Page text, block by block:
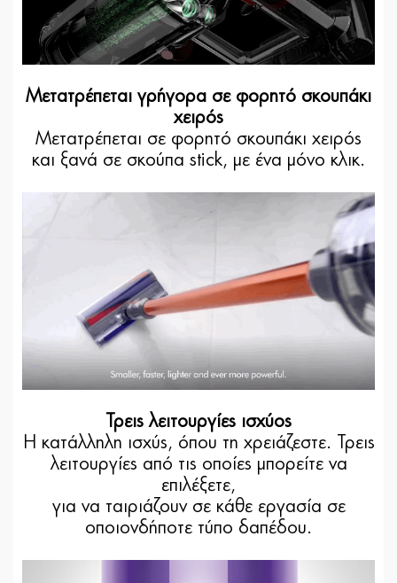
Μετατρέπεται γρήγορα σε φορητό σκουπάκι
χειρός
Μετατρέπεται σε φορητό σκουπάκι χειρός
και ξανά σε σκούπα stick, με ένα μόνο κλικ.
Τρεις λειτουργίες ισχύος
Η κατάλληλη ισχύς, όπου τη χρειάζεστε. Τρεις
λειτουργίες από τις οποίες μπορείτε να
επιλέξετε,
για να ταιριάζουν σε κάθε εργασία σε
οποιονδήποτε τύπο δαπέδου.